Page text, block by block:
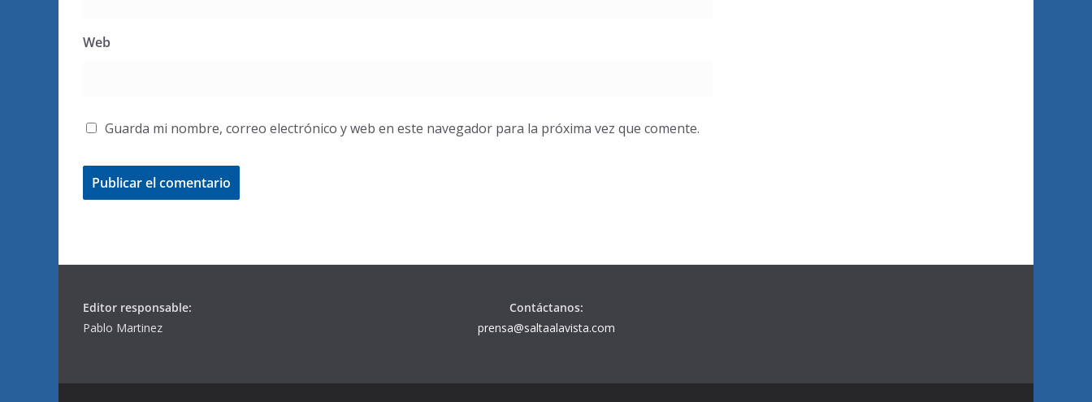
Web
Guarda mi nombre, correo electrónico y web en este navegador para la próxima vez que comente.
Editor responsable:
Pablo Martinez
Contáctanos:
prensa@saltaalavista.com